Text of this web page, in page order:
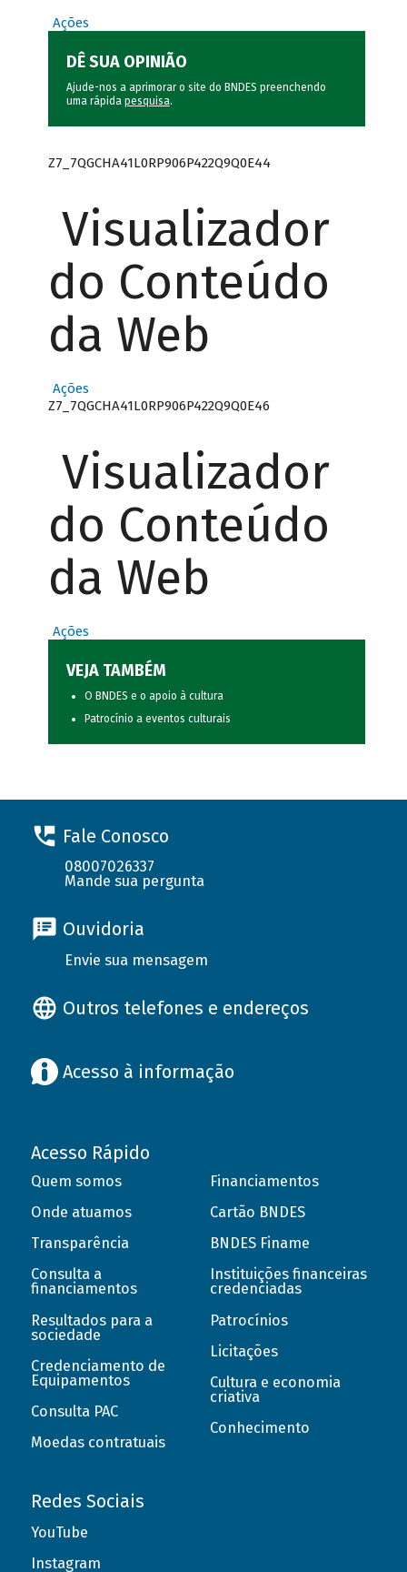
Ações
DÊ SUA OPINIÃO
Ajude-nos a aprimorar o site do BNDES preenchendo
uma rápida pesquisa.
Z7_7QGCHA41L0RP906P422Q9Q0E44
Visualizador
do Conteúdo
da Web
Ações
Z7_7QGCHA41L0RP906P422Q9Q0E46
Visualizador
do Conteúdo
da Web
Ações
VEJA TAMBÉM
O BNDES e o apoio à cultura
Patrocínio a eventos culturais
Fale Conosco
08007026337
Mande sua pergunta
Ouvidoria
Envie sua mensagem
Outros telefones e endereços
Acesso à informação
Acesso Rápido
Quem somos
Onde atuamos
Transparência
Consulta a
financiamentos
Resultados para a
sociedade
Credenciamento de
Equipamentos
Consulta PAC
Moedas contratuais
Financiamentos
Cartão BNDES
BNDES Finame
Instituições financeiras
credenciadas
Patrocínios
Licitações
Cultura e economia
criativa
Conhecimento
Redes Sociais
YouTube
Instagram